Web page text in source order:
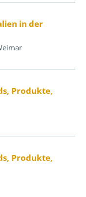
in der
Produkte,
Produkte,